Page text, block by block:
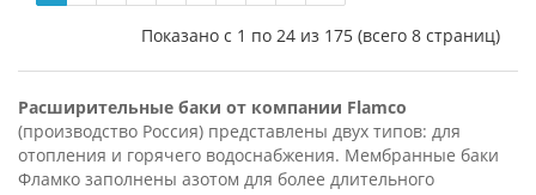
Показано с 1 по 24 из 175 (всего 8 страниц)
Расширительные баки от компании Flamco
(производство Россия) представлены двух типов: для
отопления и горячего водоснабжения. Мембранные баки
Фламко заполнены азотом для более длительного